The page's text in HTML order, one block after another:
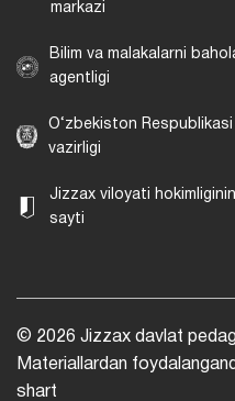
markazi
Bilim va malakalarni
agentligi
O‘zbekiston
vazirligi
Jizzax viloyati
sayti
© 2026 Jizzax davlat
Materiallardan
shart